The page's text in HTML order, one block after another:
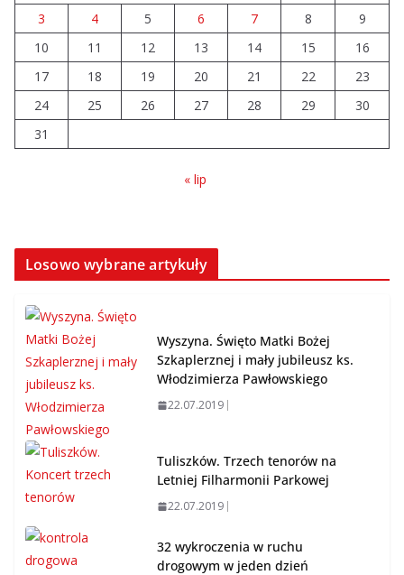
Brylant dla Turku? 255. miejsce
trudno uznać za sukces
07.08.2026
3
4 5 6 7 8
9
10
11 12 13 14 15
16
17
18 19 20 21 22
23
24
25 26 27 28 29
30
31
« lip
Losowo wybrane artykuły
Wyszyna. Święto Matki Bożej
Szkaplerznej i mały jubileusz ks.
Włodzimierza Pawłowskiego
22.07.2019
Tuliszków. Trzech tenorów na
Letniej Filharmonii Parkowej
22.07.2019
32 wykroczenia w ruchu
drogowym w jeden dzień